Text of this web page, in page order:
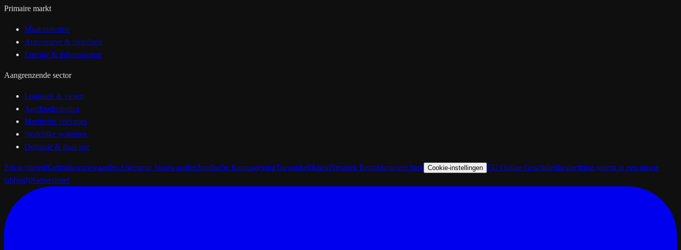
Primaire markt
Maakindustrie
Automotive & mobiliteit
Energie & infrastructuur
Aangrenzende sector
Logistiek & vloten
Agrifoodrobotica
Maritieme operaties
Stedelijke systemen
Defensie & dual-use
PrivacybeleidGebruiksvoorwaardenAlgemene VoorwaardenJuridische KennisgevingToegankelijkheidVerzoek Betrokkenenrechten Cookie-instellingen EU Online Geschillenbeslechting (opent in een nieuw
tabblad)Nieuwsbrief